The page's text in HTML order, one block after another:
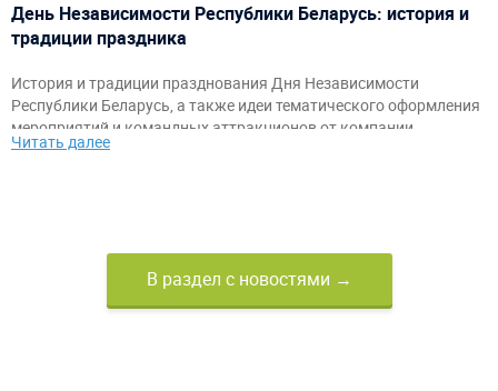
День Независимости Республики Беларусь: история и
традиции праздника
История и традиции празднования Дня Независимости
Республики Беларусь, а также идеи тематического оформления
мероприятий и командных аттракционов от компании
«АэроМир».
Читать далее
В раздел с новостями →